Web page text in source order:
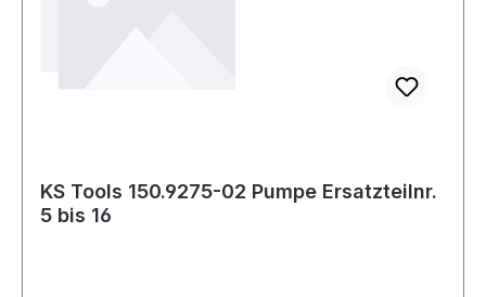
KS Tools 150.9275-02 Pumpe Ersatzteilnr.
5 bis 16